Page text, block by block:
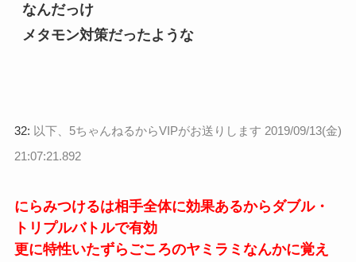
なんだっけ
メタモン対策だったような
32: 以下、5ちゃんねるからVIPがお送りします 2019/09/13(金)
21:07:21.892
にらみつけるは相手全体に効果あるからダブル・
トリプルバトルで有効
更に特性いたずらごころのヤミラミなんかに覚え